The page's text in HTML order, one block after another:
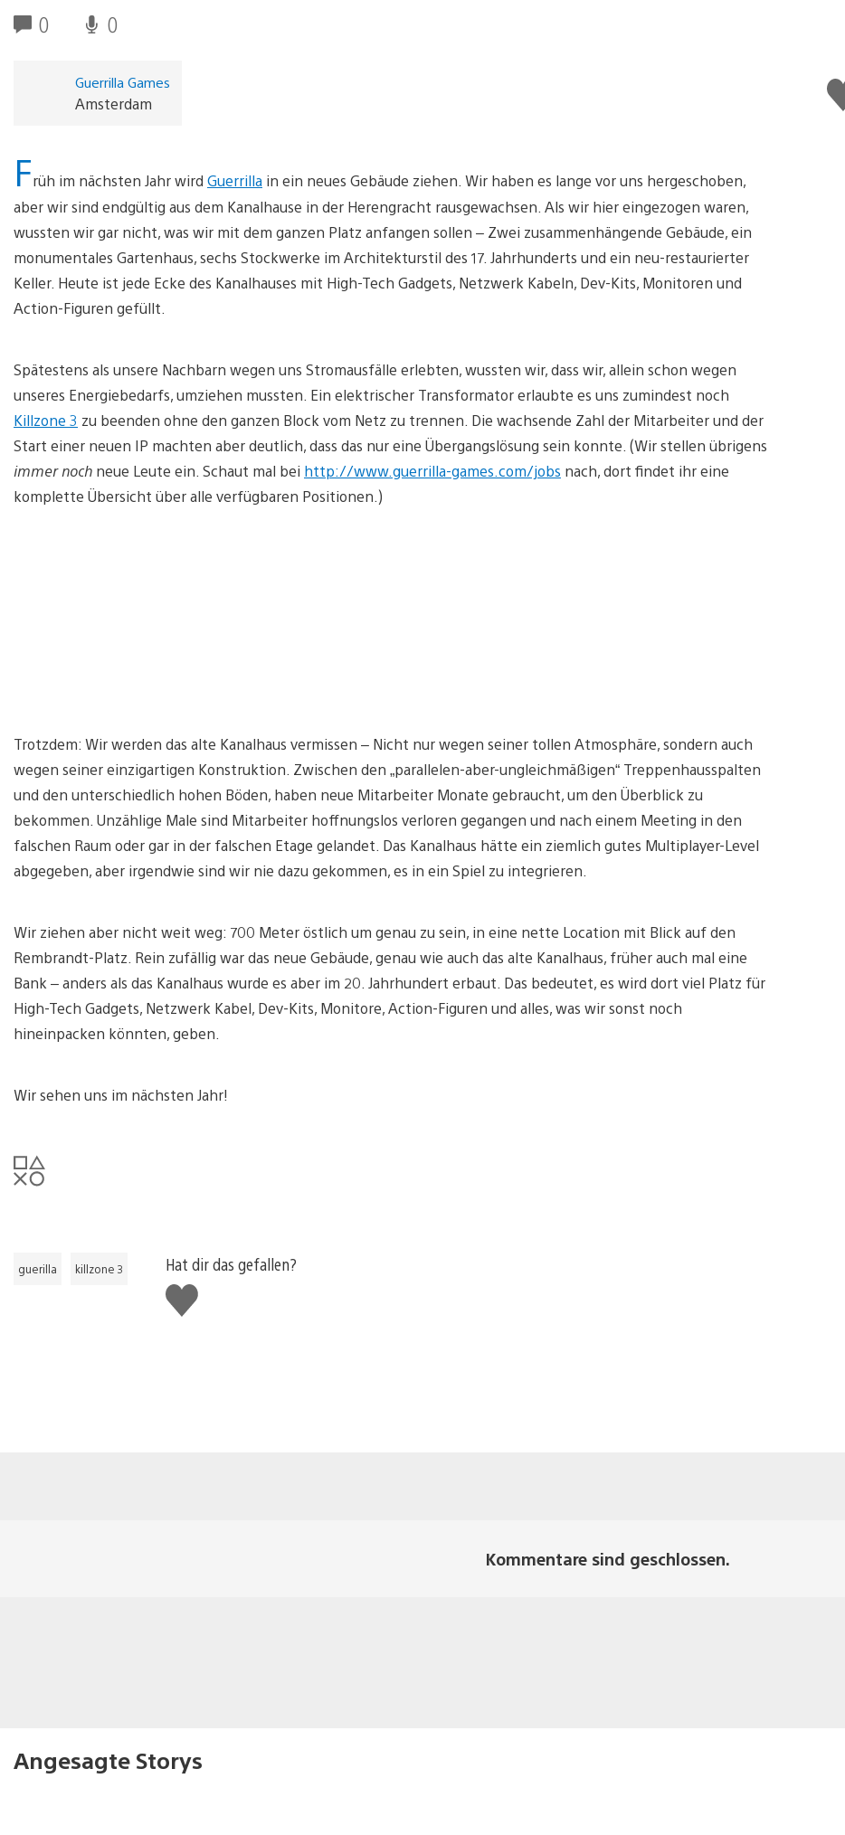
0 0
Guerrilla Games
Amsterdam
Früh im nächsten Jahr wird Guerrilla in ein neues Gebäude ziehen. Wir haben es lange vor uns hergeschoben,
aber wir sind endgültig aus dem Kanalhause in der Herengracht rausgewachsen. Als wir hier eingezogen waren,
wussten wir gar nicht, was wir mit dem ganzen Platz anfangen sollen – Zwei zusammenhängende Gebäude, ein
monumentales Gartenhaus, sechs Stockwerke im Architekturstil des 17. Jahrhunderts und ein neu-restaurierter
Keller. Heute ist jede Ecke des Kanalhauses mit High-Tech Gadgets, Netzwerk Kabeln, Dev-Kits, Monitoren und
Action-Figuren gefüllt.
Spätestens als unsere Nachbarn wegen uns Stromausfälle erlebten, wussten wir, dass wir, allein schon wegen
unseres Energiebedarfs, umziehen mussten. Ein elektrischer Transformator erlaubte es uns zumindest noch
Killzone 3 zu beenden ohne den ganzen Block vom Netz zu trennen. Die wachsende Zahl der Mitarbeiter und der
Start einer neuen IP machten aber deutlich, dass das nur eine Übergangslösung sein konnte. (Wir stellen übrigens
immer noch neue Leute ein. Schaut mal bei http://www.guerrilla-games.com/jobs nach, dort findet ihr eine
komplette Übersicht über alle verfügbaren Positionen.)
Trotzdem: Wir werden das alte Kanalhaus vermissen – Nicht nur wegen seiner tollen Atmosphäre, sondern auch
wegen seiner einzigartigen Konstruktion. Zwischen den „parallelen-aber-ungleichmäßigen“ Treppenhausspalten
und den unterschiedlich hohen Böden, haben neue Mitarbeiter Monate gebraucht, um den Überblick zu
bekommen. Unzählige Male sind Mitarbeiter hoffnungslos verloren gegangen und nach einem Meeting in den
falschen Raum oder gar in der falschen Etage gelandet. Das Kanalhaus hätte ein ziemlich gutes Multiplayer-Level
abgegeben, aber irgendwie sind wir nie dazu gekommen, es in ein Spiel zu integrieren.
Wir ziehen aber nicht weit weg: 700 Meter östlich um genau zu sein, in eine nette Location mit Blick auf den
Rembrandt-Platz. Rein zufällig war das neue Gebäude, genau wie auch das alte Kanalhaus, früher auch mal eine
Bank – anders als das Kanalhaus wurde es aber im 20. Jahrhundert erbaut. Das bedeutet, es wird dort viel Platz für
High-Tech Gadgets, Netzwerk Kabel, Dev-Kits, Monitore, Action-Figuren und alles, was wir sonst noch
hineinpacken könnten, geben.
Wir sehen uns im nächsten Jahr!
guerilla killzone 3
Hat dir das gefallen?
Gefällt
mir
Kommentare sind geschlossen.
Angesagte Storys